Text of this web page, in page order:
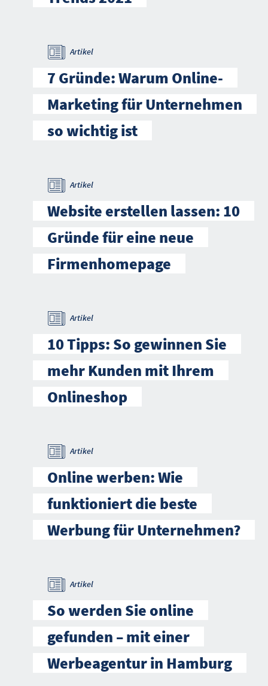
Artikel
7 Gründe: Warum Online-
Marketing für Unternehmen
so wichtig ist
Artikel
Website erstellen lassen: 10
Gründe für eine neue
Firmenhomepage
Artikel
10 Tipps: So gewinnen Sie
mehr Kunden mit Ihrem
Onlineshop
Artikel
Online werben: Wie
funktioniert die beste
Werbung für Unternehmen?
Artikel
So werden Sie online
gefunden – mit einer
Werbeagentur in Hamburg